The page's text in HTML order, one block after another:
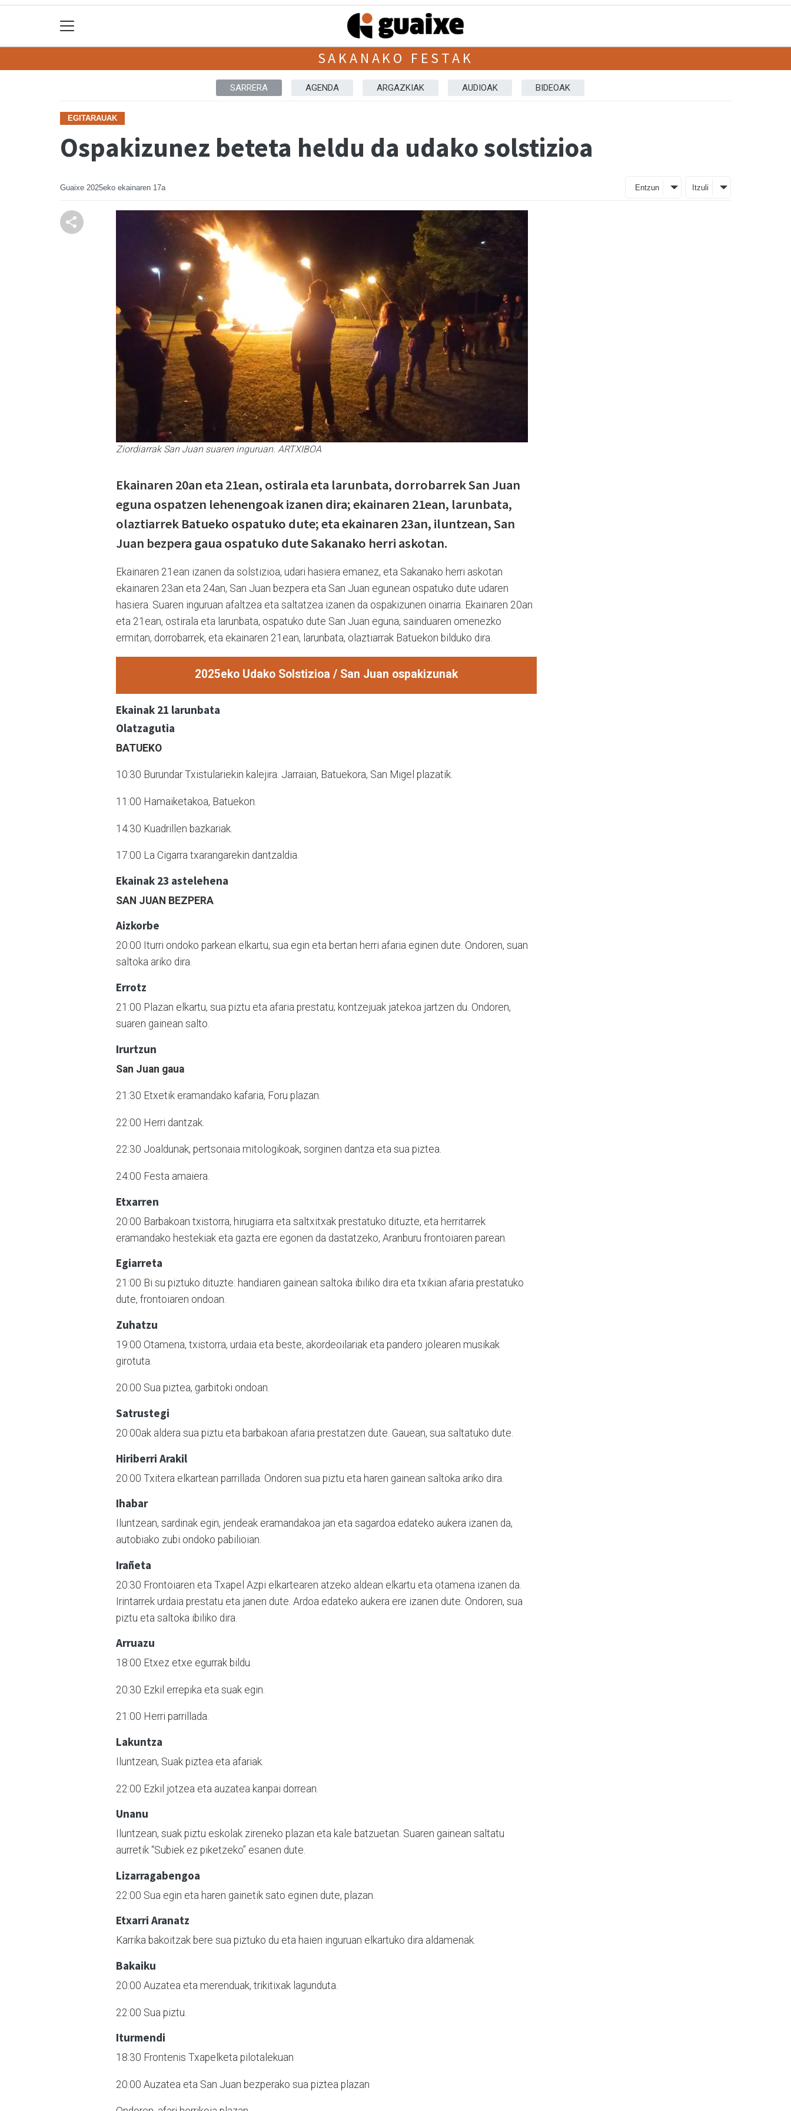
SAKANAKO FESTAK
SARRERA AGENDA ARGAZKIAK AUDIOAK BIDEOAK
EGITARAUAK
Ospakizunez beteta heldu da udako solstizioa
Guaixe 2025eko ekainaren 17a Entzun Itzuli
Ziordiarrak San Juan suaren inguruan. ARTXIBOA
Ekainaren 20an eta 21ean, ostirala eta larunbata, dorrobarrek San Juan
eguna ospatzen lehenengoak izanen dira; ekainaren 21ean, larunbata,
olaztiarrek Batueko ospatuko dute; eta ekainaren 23an, iluntzean, San
Juan bezpera gaua ospatuko dute Sakanako herri askotan.
Ekainaren 21ean izanen da solstizioa, udari hasiera emanez, eta Sakanako herri askotan
ekainaren 23an eta 24an, San Juan bezpera eta San Juan egunean ospatuko dute udaren
hasiera. Suaren inguruan afaltzea eta saltatzea izanen da ospakizunen oinarria. Ekainaren 20an
eta 21ean, ostirala eta larunbata, ospatuko dute San Juan eguna, sainduaren omenezko
ermitan, dorrobarrek, eta ekainaren 21ean, larunbata, olaztiarrak Batuekon bilduko dira.
2025eko Udako Solstizioa / San Juan ospakizunak
Ekainak 21 larunbata
Olatzagutia
BATUEKO
10:30 Burundar Txistulariekin kalejira. Jarraian, Batuekora, San Migel plazatik.
11:00 Hamaiketakoa, Batuekon.
14:30 Kuadrillen bazkariak.
17:00 La Cigarra txarangarekin dantzaldia.
Ekainak 23 astelehena
SAN JUAN BEZPERA
Aizkorbe
20:00 Iturri ondoko parkean elkartu, sua egin eta bertan herri afaria eginen dute. Ondoren, suan
saltoka ariko dira.
Errotz
21:00 Plazan elkartu, sua piztu eta afaria prestatu; kontzejuak jatekoa jartzen du. Ondoren,
suaren gainean salto.
Irurtzun
San Juan gaua
21:30 Etxetik eramandako kafaria, Foru plazan.
22:00 Herri dantzak.
22:30 Joaldunak, pertsonaia mitologikoak, sorginen dantza eta sua piztea.
24:00 Festa amaiera.
Etxarren
20:00 Barbakoan txistorra, hirugiarra eta saltxitxak prestatuko dituzte, eta herritarrek
eramandako hestekiak eta gazta ere egonen da dastatzeko, Aranburu frontoiaren parean.
Egiarreta
21:00 Bi su piztuko dituzte: handiaren gainean saltoka ibiliko dira eta txikian afaria prestatuko
dute, frontoiaren ondoan.
Zuhatzu
19:00 Otamena, txistorra, urdaia eta beste, akordeoilariak eta pandero jolearen musikak
girotuta.
20:00 Sua piztea, garbitoki ondoan.
Satrustegi
20:00ak aldera sua piztu eta barbakoan afaria prestatzen dute. Gauean, sua saltatuko dute.
Hiriberri Arakil
20:00 Txitera elkartean parrillada. Ondoren sua piztu eta haren gainean saltoka ariko dira.
Ihabar
Iluntzean, sardinak egin, jendeak eramandakoa jan eta sagardoa edateko aukera izanen da,
autobiako zubi ondoko pabilioian.
Irañeta
20:30 Frontoiaren eta Txapel Azpi elkartearen atzeko aldean elkartu eta otamena izanen da.
Irintarrek urdaia prestatu eta janen dute. Ardoa edateko aukera ere izanen dute. Ondoren, sua
piztu eta saltoka ibiliko dira.
Arruazu
18:00 Etxez etxe egurrak bildu.
20:30 Ezkil errepika eta suak egin.
21:00 Herri parrillada.
Lakuntza
Iluntzean, Suak piztea eta afariak.
22:00 Ezkil jotzea eta auzatea kanpai dorrean.
Unanu
Iluntzean, suak piztu eskolak zireneko plazan eta kale batzuetan. Suaren gainean saltatu
aurretik “Subiek ez piketzeko” esanen dute.
Lizarragabengoa
22:00 Sua egin eta haren gainetik sato eginen dute, plazan.
Etxarri Aranatz
Karrika bakoitzak bere sua piztuko du eta haien inguruan elkartuko dira aldamenak.
Bakaiku
20:00 Auzatea eta merenduak, trikitixak lagunduta.
22:00 Sua piztu.
Iturmendi
18:30 Frontenis Txapelketa pilotalekuan
20:00 Auzatea eta San Juan bezperako sua piztea plazan